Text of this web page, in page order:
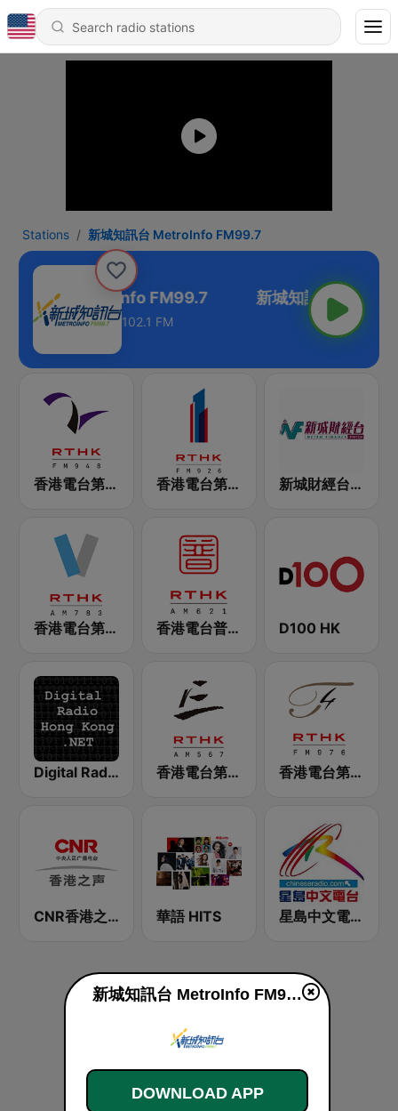
Stations 新城知訊台 MetroInfo FM99.7
知訊台 MetroInfo FM99.7
102.1 FM
香港電台第二台 RTHK Radio 2 香港電台第一台 RTHK Radio 1 新城財經台 Metro Finance FM104
香港電台第五台 - RTHK Radio 5 香港電台普通話台 RTHK Radio D100 HK
Digital Radio Hong Kong 香港電台第三台 RTHK Radio 3 香港電台第四台 RTHK Radio 4
CNR香港之声 - CNR Voice of Hong Kong 華語 HITS 星島中文電台-粵語台
新城知訊台 MetroInfo FM99.7 live
DOWNLOAD APP